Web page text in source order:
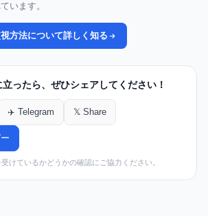
います。
方法について詳しく知る
ったら、ぜひシェアしてください！
✈️ Telegram 𝕏 Share
けているかどうかの確認にご協力ください。